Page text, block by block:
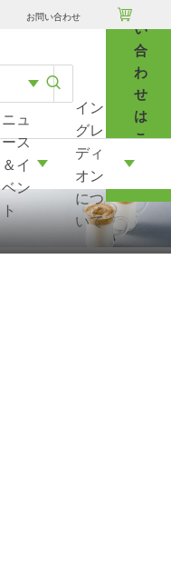
お問い合わせ 
い
合
わ
せ
は
こ
ち
ニュ
ース
＆イ
ベン
ト
イン
グレ
ディ
オン
につ
いて